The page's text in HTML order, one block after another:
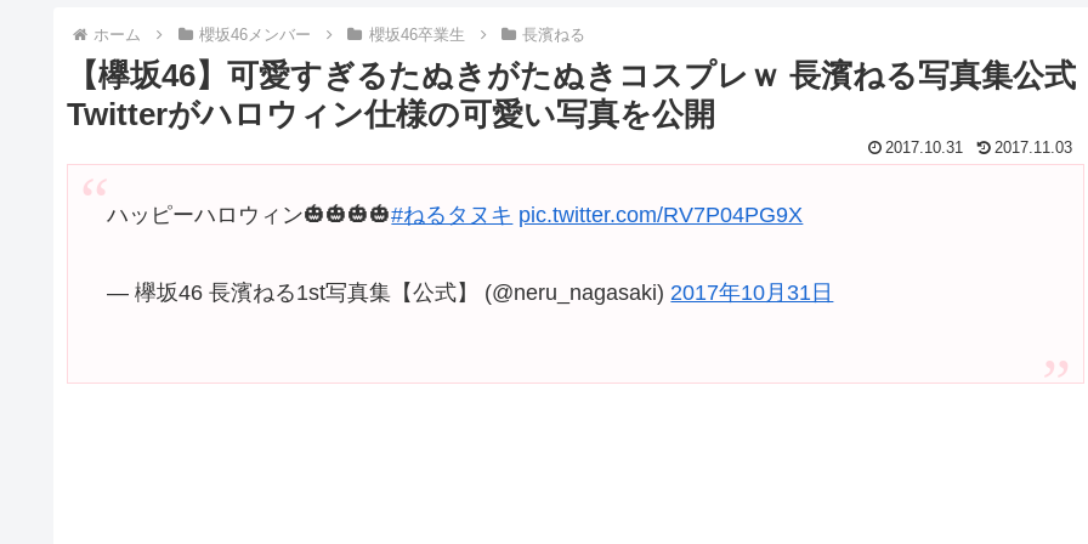
ホーム 櫻坂46メンバー 櫻坂46卒業生 長濱ねる
【欅坂46】可愛すぎるたぬきがたぬきコスプレｗ 長濱ねる写真集公式
Twitterがハロウィン仕様の可愛い写真を公開
2017.10.31 2017.11.03
ハッピーハロウィン🎃🎃🎃🎃#ねるタヌキ pic.twitter.com/RV7P04PG9X
— 欅坂46 長濱ねる1st写真集【公式】 (@neru_nagasaki) 2017年10月31日